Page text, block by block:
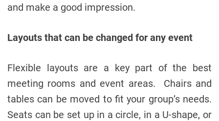
and make a good impression.
Layouts that can be changed for any event
Flexible layouts are a key part of the best
meeting rooms and event areas. Chairs and
tables can be moved to fit your group’s needs.
Seats can be set up in a circle, in a U-shape, or